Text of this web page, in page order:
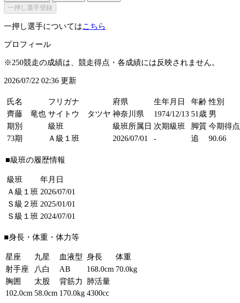
一押し選手登録
一押し選手についてはこちら
プロフィール
※250競走の成績は、競走得点・各成績には反映されません。
2026/07/22 02:36 更新
氏名 フリガナ 府県 生年月日 年齢 性別
齊藤 竜也 サイトウ タツヤ 神奈川県 1974/12/13 51歳 男
期別
級班 級班所属日 次期級班 脚質 今期得点
73期
Ａ級１班 2026/07/01 - 追 90.66
■級班の履歴情報
級班
年月日
Ａ級１班 2026/07/01
Ｓ級２班 2025/01/01
Ｓ級１班 2024/07/01
■身長・体重・体力等
星座 九星 血液型 身長
体重
射手座
八白 AB 168.0cm 70.0kg
胸囲
太股 背筋力
肺活量
102.0cm 58.0cm 170.0kg 4300cc